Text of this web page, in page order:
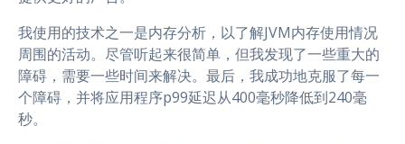
我使用的技术之一是内存分析，以了解JVM内存使用情况
周围的活动。尽管听起来很简单，但我发现了一些重大的
障碍，需要一些时间来解决。最后，我成功地克服了每一
个障碍，并将应用程序p99延迟从400毫秒降低到240毫
秒。